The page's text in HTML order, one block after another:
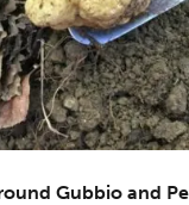
Gubbio and